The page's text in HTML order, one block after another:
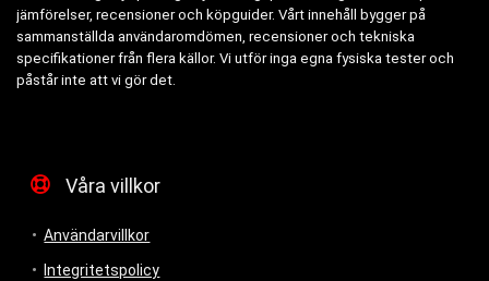
jämförelser, recensioner och köpguider. Vårt innehåll bygger på
sammanställda användaromdömen, recensioner och tekniska
specifikationer från flera källor. Vi utför inga egna fysiska tester och
påstår inte att vi gör det.
Våra villkor
Användarvillkor
Integritetspolicy